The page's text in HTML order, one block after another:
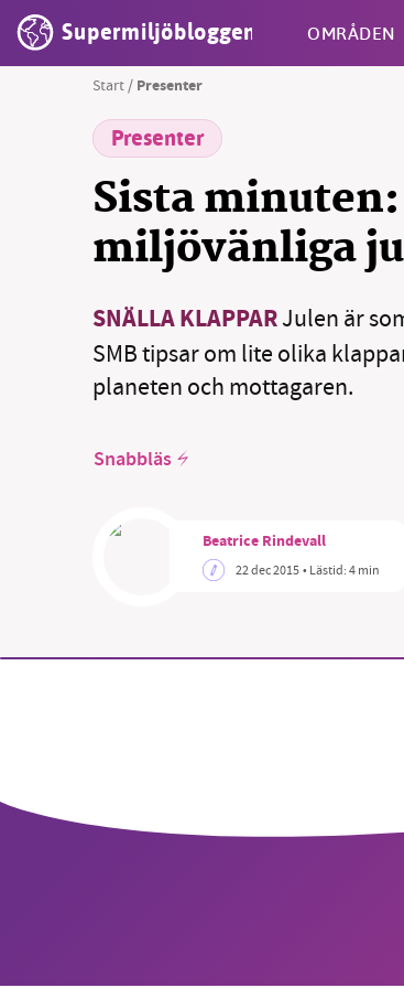
Supermiljöbloggen OMRÅDEN
Start / Presenter
Presenter
Sista
miljövänliga
SNÄLLA KLAPPARJulen är
SMB tipsar om lite olika
planeten och mottagaren.
Snabbläs
Beatrice Rindevall
22 dec 2015• Lästid:4 min